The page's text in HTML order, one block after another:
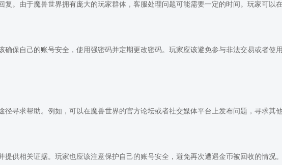
。由于魔兽世界拥有庞大的玩家群体，客服处理问题可能需要一定的时间。玩家可以
保自己的账号安全，使用强密码并定期更改密码。玩家应该避免参与非法交易或者使
寻求帮助。例如，可以在魔兽世界的官方论坛或者社交媒体平台上发布问题，寻求其
供相关证据。玩家也应该注意保护自己的账号安全，避免再次遭遇金币被回收的情况